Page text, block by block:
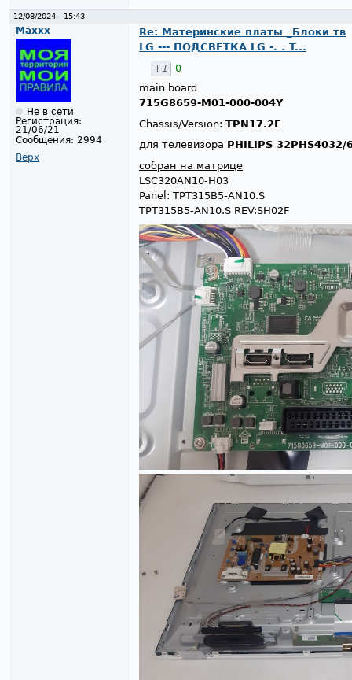
12/08/2024 - 15:43
Maxxx
Не в сети
Регистрация:
21/06/21
Сообщения: 2994
Верх
Re: Материнские платы _Блоки тв
LG --- ПОДСВЕТКА LG -. . T...
+1
0
main board
715G8659-M01-000-004Y
Chassis/Version: TPN17.2E
для телевизора PHILIPS 32PHS4032/
собран на матрице
LSC320AN10-H03
Panel: TPT315B5-AN10.S
TPT315B5-AN10.S REV:SH02F